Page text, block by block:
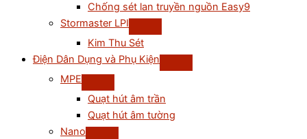
Chống sét lan truyền nguồn Easy9
Stormaster LPI
Kim Thu Sét
Điện Dân Dụng và Phụ Kiện
MPE
Quạt hút âm trần
Quạt hút âm tường
Nano